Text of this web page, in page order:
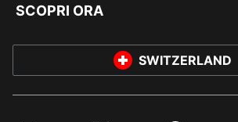
SCOPRI ORA
SWITZERLAND